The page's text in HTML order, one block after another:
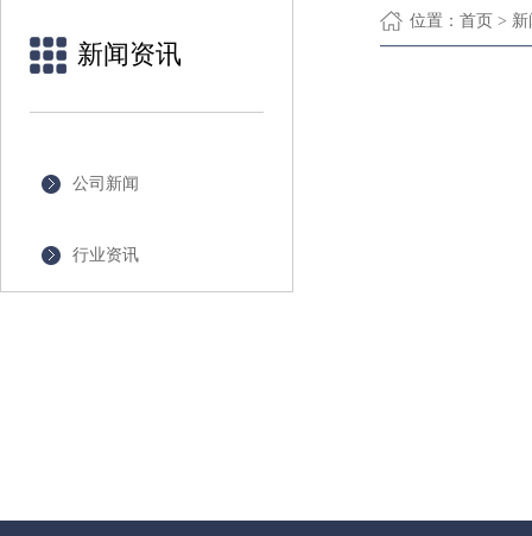
新闻资讯
公司新闻
行业资讯
位置： 首页 > 新